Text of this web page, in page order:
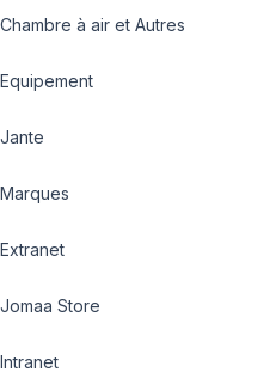
Chambre à air et Autres
Equipement
Jante
Marques
Extranet
Jomaa Store
Intranet